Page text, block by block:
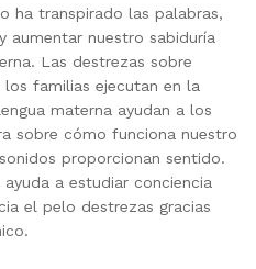
ha transpirado las palabras,
aumentar nuestro sabiduría
Las destrezas sobre
familias ejecutan en la
materna ayudan a los
sobre cómo funciona nuestro
proporcionan sentido.
a estudiar conciencia
el pelo destrezas gracias